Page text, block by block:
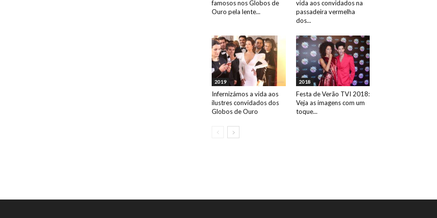
famosos nos Globos de
Ouro pela lente...
vida aos convidados na
passadeira vermelha
dos...
2019
Infernizámos a vida aos
ilustres convidados dos
Globos de Ouro
2018
Festa de Verão TVI 2018:
Veja as imagens com um
toque...